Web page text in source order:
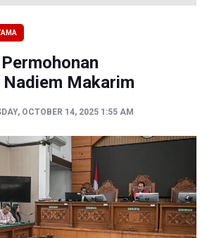
Temuan Senjata Api di Yayasan Sekolah
ke Literasi Multimodal
Makarim
OCTOBER 14, 2025 1:55 AM